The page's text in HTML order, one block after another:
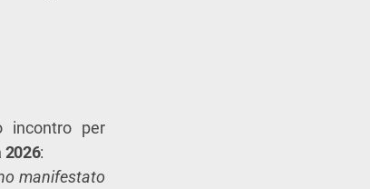
incontro per
2026:
manifestato